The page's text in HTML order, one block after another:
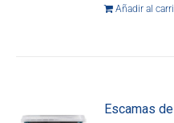
Añadir al
Escamas